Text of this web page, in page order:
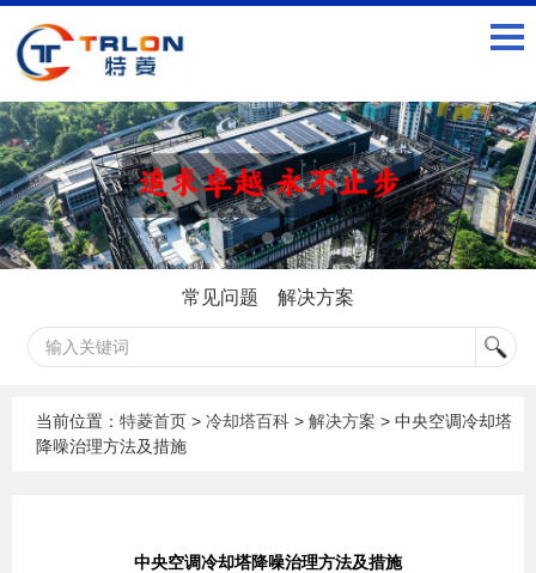
常见问题 解决方案
当前位置： 特菱首页 > 冷却塔百科 > 解决方案 > 中央空调冷却塔
降噪治理方法及措施
中央空调冷却塔降噪治理方法及措施